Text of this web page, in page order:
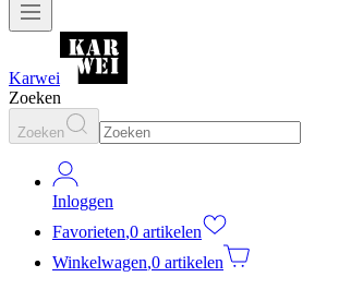
Karwei
Zoeken
Zoeken
Inloggen
Favorieten,0 artikelen
Winkelwagen,0 artikelen